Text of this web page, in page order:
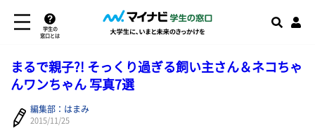
学生の
窓口とは
まるで親子?! そっくり過ぎる飼い主さん＆ネコちゃ
んワンちゃん 写真7選
編集部：はまみ
2015/11/25